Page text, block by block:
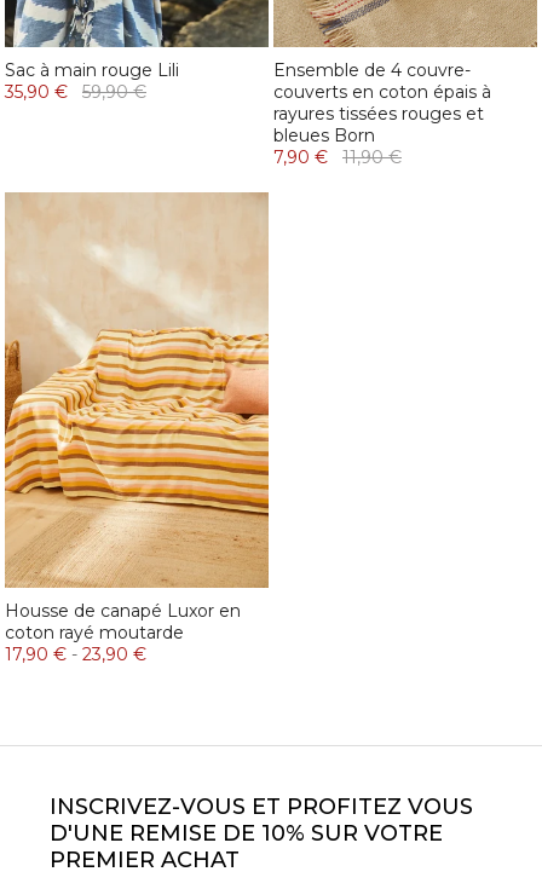
Sac à main rouge Lili
35,90 €
59,90 €
Ensemble de 4 couvre-
couverts en coton épais à
rayures tissées rouges et
bleues Born
7,90 €
11,90 €
Housse de canapé Luxor en
coton rayé moutarde
17,90 € - 23,90 €
INSCRIVEZ-VOUS ET PROFITEZ VOUS
D'UNE REMISE DE 10% SUR VOTRE
PREMIER ACHAT